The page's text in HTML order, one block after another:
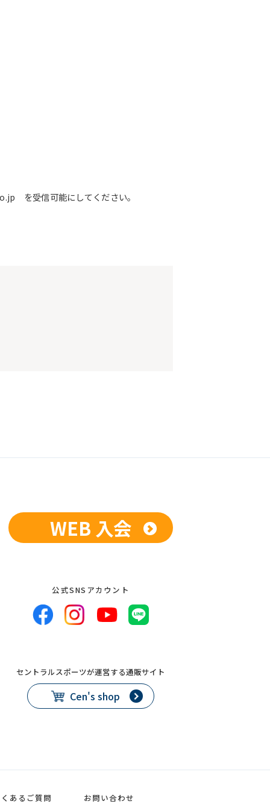
を受信可能にしてください。
WEB 入会
公式SNSアカウント
セントラルスポーツが運営する通販サイト
Cen's shop
あるご質問 お問い合わせ